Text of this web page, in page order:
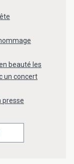
beauté les
un concert
presse